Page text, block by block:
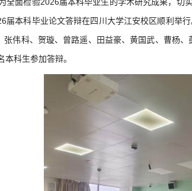
届本科毕业论文答辩在四川大学江安校区顺利举
张伟科、贺璇、曾路遥、田益豪、黄国武、曹杨
本科生参加答辩。